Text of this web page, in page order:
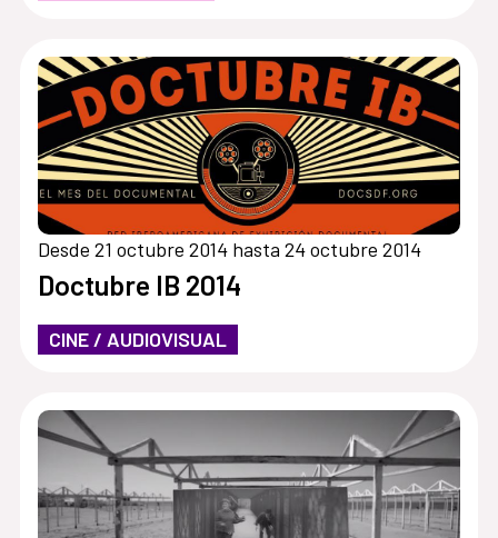
Desde 21 octubre 2014 hasta 24 octubre 2014
Doctubre IB 2014
CINE / AUDIOVISUAL